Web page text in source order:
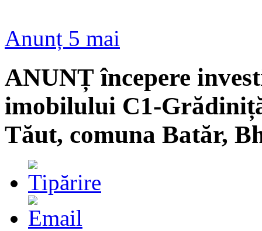
Anunț 5 mai
ANUNȚ începere
imobilului C1-
Tăut, comuna Batăr,